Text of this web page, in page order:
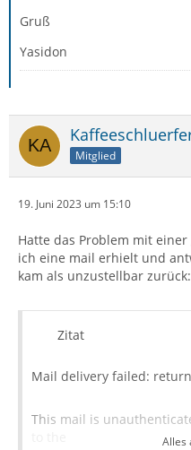
Gruß
Yasidon
Mitglied
19. Juni 2023 um 15:10
Hatte das Problem mit
ich eine mail erhielt und
kam als unzustellbar zurück:
Zitat
Mail delivery failed:
This mail is
Alles